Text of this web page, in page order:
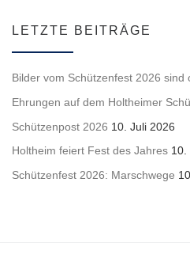
LETZTE BEITRÄGE
Bilder vom Schützenfest 2026 sind
Ehrungen auf dem Holtheimer
Schützenpost 2026 10. Juli 2026
Holtheim feiert Fest des Jahres 10.
Schützenfest 2026: Marschwege